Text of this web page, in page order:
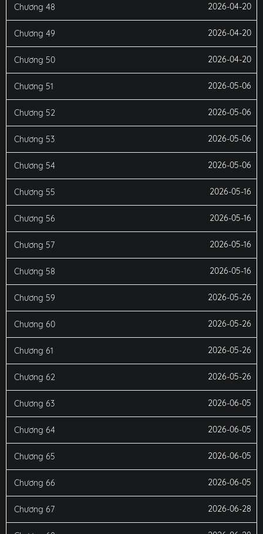
Chương 48 2026-04-20
Chương 49 2026-04-20
Chương 50 2026-04-20
Chương 51 2026-05-06
Chương 52 2026-05-06
Chương 53 2026-05-06
Chương 54 2026-05-06
Chương 55 2026-05-16
Chương 56 2026-05-16
Chương 57 2026-05-16
Chương 58 2026-05-16
Chương 59 2026-05-26
Chương 60 2026-05-26
Chương 61 2026-05-26
Chương 62 2026-05-26
Chương 63 2026-06-05
Chương 64 2026-06-05
Chương 65 2026-06-05
Chương 66 2026-06-05
Chương 67 2026-06-28